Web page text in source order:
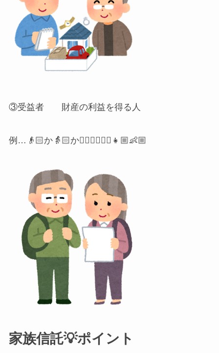
③受益者 財産の利益を得る人
例…👴🏻か👵🏻か👱🏼‍♂️👱🏼‍♀️👧🏼👶🏼
家族信託💡ポイント